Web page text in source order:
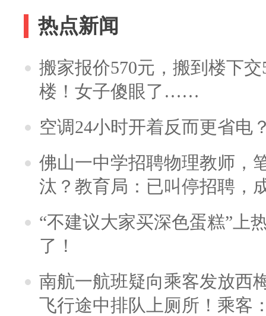
热点新闻
搬家报价570元，搬到楼下
楼！女子傻眼了……
空调24小时开着反而更省电
佛山一中学招聘物理教师，
汰？教育局：已叫停招聘，
“不建议大家买深色蛋糕”上
了！
南航一航班疑向乘客发放西
飞行途中排队上厕所！乘客